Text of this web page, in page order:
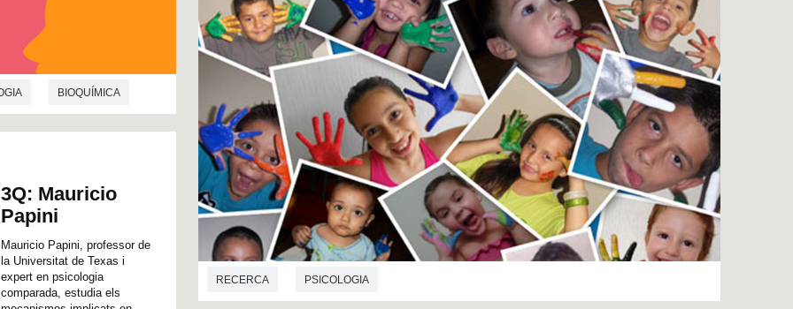
BIOQUÍMICA
3Q: Mauricio
Papini
Mauricio Papini, professor de
la Universitat de Texas i
expert en psicologia
comparada, estudia els
RECERCA PSICOLOGIA